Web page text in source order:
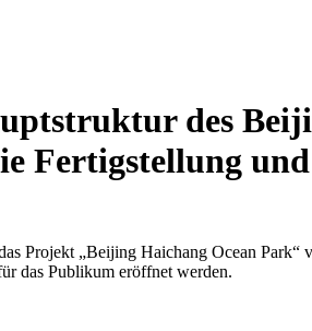
des
Fertigstellung
Projekt „Beijing Haichang Ocean Park“
das Publikum eröffnet werden.